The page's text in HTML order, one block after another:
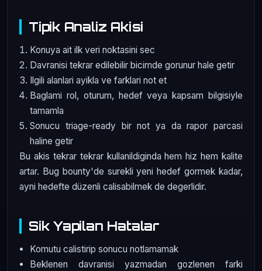
Tipik Analiz Akisi
Konuya ait ilk veri noktasini sec
Davranisi tekrar edilebilir bicimde gorunur hale getir
Ilgili alanlari ayikla ve farklari not et
Baglami rol, oturum, hedef veya kapsam bilgisiyle
tamamla
Sonucu triage-ready bir not ya da rapor parcasi
haline getir
Bu akis tekrar tekrar kullanildiginda hem hiz hem kalite
artar. Bug bounty'de surekli yeni hedef gormek kadar,
ayni hedefte düzenli calisabilmek de degerlidir.
Sik Yapilan Hatalar
Komutu calistirip sonucu notlamamak
Beklenen davranisi yazmadan gozlenen farki